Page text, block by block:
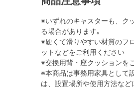
※いずれのキャスターも、ク
る場合があります｡
※硬くて滑りやすい材質のフ
ットなどをご利用ください
※交換用背・座クッションを
※本商品は事務用家具として
は、設置場所や使用方法な